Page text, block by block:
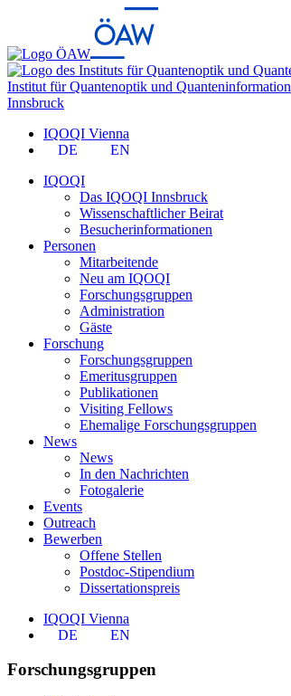
Institut für Quantenoptik und Quanteninformation
Innsbruck
IQOQI Vienna
DE
EN
IQOQI
Das IQOQI Innsbruck
Wissenschaftlicher Beirat
Besucherinformationen
Personen
Mitarbeitende
Neu am IQOQI
Forschungsgruppen
Administration
Gäste
Forschung
Forschungsgruppen
Emeritusgruppen
Publikationen
Visiting Fellows
Ehemalige Forschungsgruppen
News
News
In den Nachrichten
Fotogalerie
Events
Outreach
Bewerben
Offene Stellen
Postdoc-Stipendium
Dissertationspreis
IQOQI Vienna
DE
EN
Forschungsgruppen